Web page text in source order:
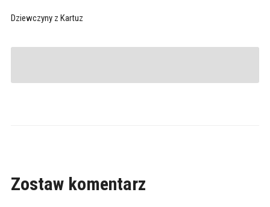
Dziewczyny z Kartuz
Zostaw komentarz